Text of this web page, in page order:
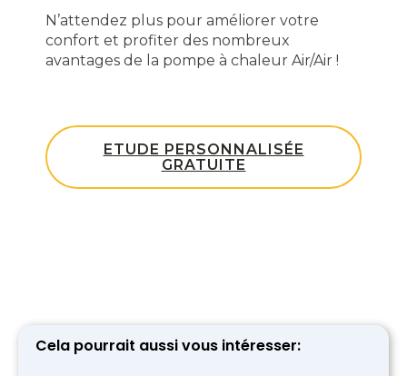
N’attendez plus pour améliorer votre
confort et profiter des nombreux
avantages de la pompe à chaleur Air/Air !
ETUDE PERSONNALISÉE
GRATUITE
Cela pourrait aussi vous intéresser: